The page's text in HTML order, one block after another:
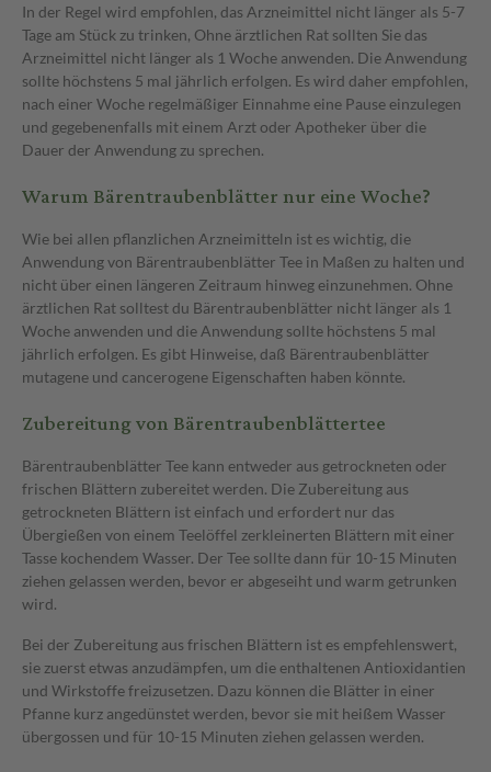
In der Regel wird empfohlen, das Arzneimittel nicht länger als 5-7
Tage am Stück zu trinken, Ohne ärztlichen Rat sollten Sie das
Arzneimittel nicht länger als 1 Woche anwenden. Die Anwendung
sollte höchstens 5 mal jährlich erfolgen. Es wird daher empfohlen,
nach einer Woche regelmäßiger Einnahme eine Pause einzulegen
und gegebenenfalls mit einem Arzt oder Apotheker über die
Dauer der Anwendung zu sprechen.
Warum Bärentraubenblätter nur eine Woche?
Wie bei allen pflanzlichen Arzneimitteln ist es wichtig, die
Anwendung von Bärentraubenblätter Tee in Maßen zu halten und
nicht über einen längeren Zeitraum hinweg einzunehmen. Ohne
ärztlichen Rat solltest du Bärentraubenblätter nicht länger als 1
Woche anwenden und die Anwendung sollte höchstens 5 mal
jährlich erfolgen. Es gibt Hinweise, daß Bärentraubenblätter
mutagene und cancerogene Eigenschaften haben könnte.
Zubereitung von Bärentraubenblättertee
Bärentraubenblätter Tee kann entweder aus getrockneten oder
frischen Blättern zubereitet werden. Die Zubereitung aus
getrockneten Blättern ist einfach und erfordert nur das
Übergießen von einem Teelöffel zerkleinerten Blättern mit einer
Tasse kochendem Wasser. Der Tee sollte dann für 10-15 Minuten
ziehen gelassen werden, bevor er abgeseiht und warm getrunken
wird.
Bei der Zubereitung aus frischen Blättern ist es empfehlenswert,
sie zuerst etwas anzudämpfen, um die enthaltenen Antioxidantien
und Wirkstoffe freizusetzen. Dazu können die Blätter in einer
Pfanne kurz angedünstet werden, bevor sie mit heißem Wasser
übergossen und für 10-15 Minuten ziehen gelassen werden.